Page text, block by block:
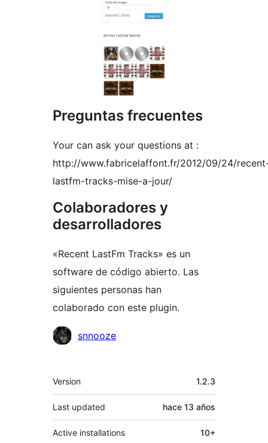
Preguntas frecuentes
Your can ask your questions at :
http://www.fabricelaffont.fr/2012/09/24/
lastfm-tracks-mise-a-jour/
Colaboradores y
desarrolladores
«Recent LastFm Tracks» es un
software de código abierto. Las
siguientes personas han
colaborado con este plugin.
Colaboradores
snnooze
Meta
Version 1.2.3
Last updated hace 13 años
Active installations 10+